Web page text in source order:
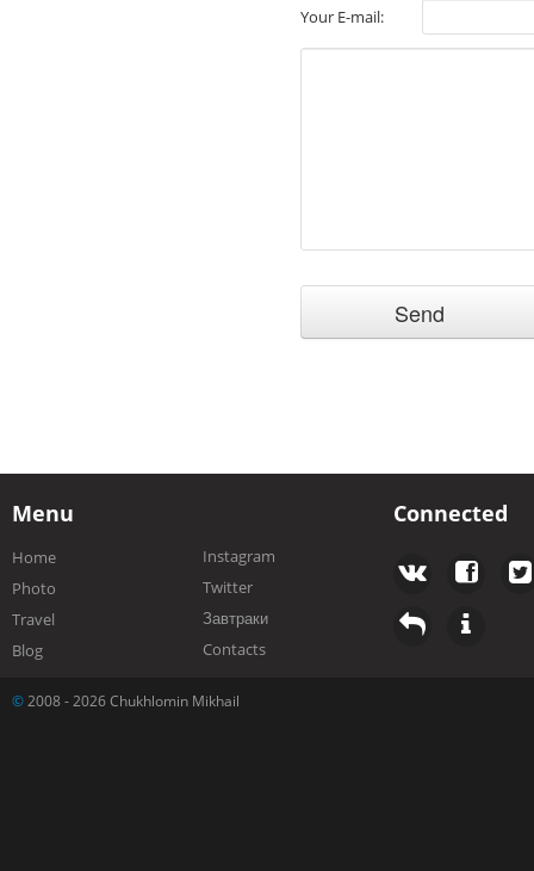
Your E-mail:
Menu
Home
Photo
Travel
Blog
Instagram
Twitter
Завтраки
Contacts
Connected
© 2008 - 2026 Chukhlomin Mikhail